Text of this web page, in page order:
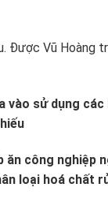
Được Vũ Hoàng
vào sử dụng
ăn công nghiệp
loại hoá chất